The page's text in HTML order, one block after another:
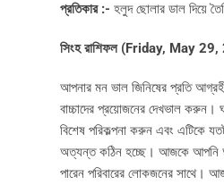
প্রতিকার :- হলুদ ছোলার ডাল দিয়ে
সিংহ রাশিফল (Friday, May
আপনার মন ভাল জিনিষের প্রতি
বাচ্চাদের প্রয়োজনের দেখভাল করুন।
বিশেষ পরিকল্পনা করুন এবং এটিকে
অত্যন্ত কঠিন হচ্ছে। আজকে আপনি
পারেন পরিবারের লোকজনের সাথে।